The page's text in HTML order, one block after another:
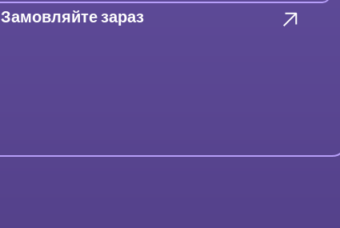
Замовляйте зараз